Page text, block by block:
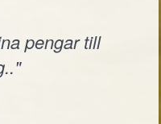
pengar till